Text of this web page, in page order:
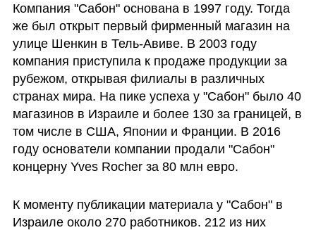
Компания "Сабон" основана в 1997 году. Тогда
же был открыт первый фирменный магазин на
улице Шенкин в Тель-Авиве. В 2003 году
компания приступила к продаже продукции за
рубежом, открывая филиалы в различных
странах мира. На пике успеха у "Сабон" было 40
магазинов в Израиле и более 130 за границей, в
том числе в США, Японии и Франции. В 2016
году основатели компании продали "Сабон"
концерну Yves Rocher за 80 млн евро.
К моменту публикации материала у "Сабон" в
Израиле около 270 работников. 212 из них